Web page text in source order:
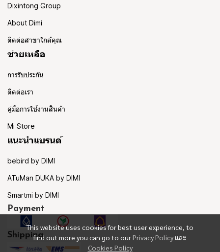
This website uses cookies for best user experience, to
find out more you can go to ourPrivacy Policyและ
Cookies Policy
Dixintong Group
About Dimi
ติดต่อสาขาใกล้คุณ
ช่วยเหลือ
การรับประกัน
ติดต่อเรา
คู่มือการใช้งานสินค้า
Mi Store
แนะนำแบรนด์
bebird by DIMI
ATuMan DUKA by DIMI
Smartmi by DIMI
Payment
Shipping